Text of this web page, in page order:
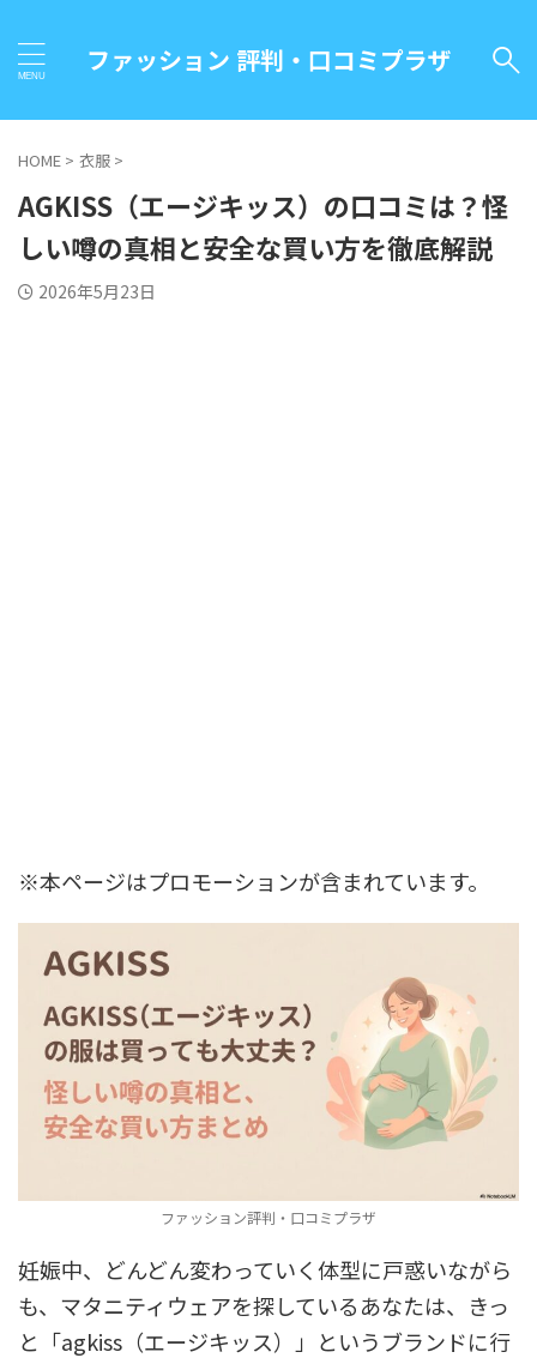
ファッション 評判・口コミプラザ
HOME > 衣服 >
AGKISS（エージキッス）の口コミは？怪
しい噂の真相と安全な買い方を徹底解説
2026年5月23日
※本ページはプロモーションが含まれています。
ファッション評判・口コミプラザ
妊娠中、どんどん変わっていく体型に戸惑いながら
も、マタニティウェアを探しているあなたは、きっ
と「agkiss（エージキッス）」というブランドに行